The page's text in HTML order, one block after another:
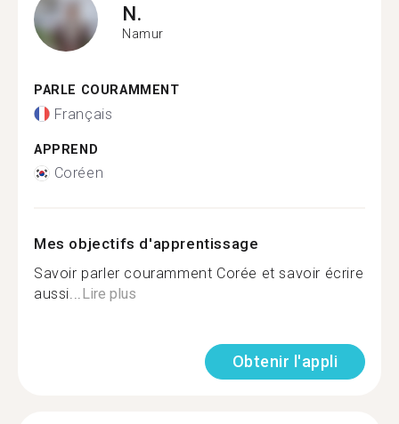
N.
Namur
PARLE COURAMMENT
Français
APPREND
Coréen
Mes objectifs d'apprentissage
Savoir parler couramment Corée et savoir écrire
aussi...Lire plus
Obtenir l'appli